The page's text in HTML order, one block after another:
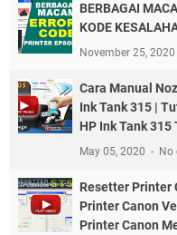
BERBAGAI
KODE
November 25, 2020
Cara Manual
Ink Tank 315 |
HP Ink Tank 315
May 05, 2020 No
Resetter Printer
Printer Canon
Printer Canon